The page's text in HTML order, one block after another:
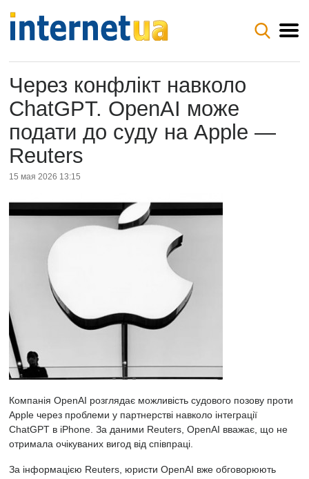
Через конфлікт навколо
ChatGPT. OpenAI може
подати до суду на Apple —
Reuters
15 мая 2026 13:15
Компанія OpenAI розглядає можливість судового позову проти
Apple через проблеми у партнерстві навколо інтеграції
ChatGPT в iPhone. За даними Reuters, OpenAI вважає, що не
отримала очікуваних вигод від співпраці.
За інформацією Reuters, юристи OpenAI вже обговорюють